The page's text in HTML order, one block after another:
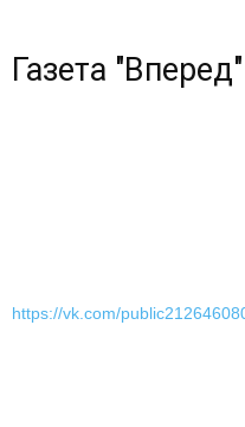
Газета
https://vk.com/